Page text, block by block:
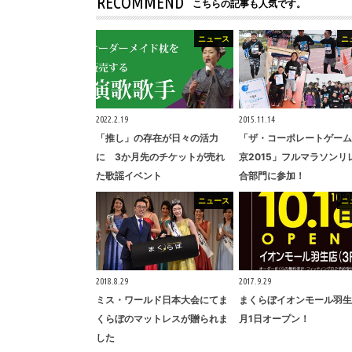
こちらの記事も人気です。
ニュース
2022.2.19
「推し」の存在が日々の活力
に 3か月先のチケットが売れ
た歌謡イベント
ニ
2015.11.14
「ザ・コーポレートゲー
京2015」フルマラソンリ
合部門に参加！
ニュース
2018.8.29
ミス・ワールド日本大会にてま
くらぼのマットレスが贈られま
した
ニ
2017.9.29
まくらぼイオンモール羽
月1日オープン！